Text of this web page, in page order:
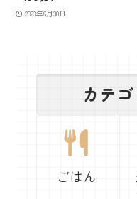
2023年6月30日
カテ
ごはん